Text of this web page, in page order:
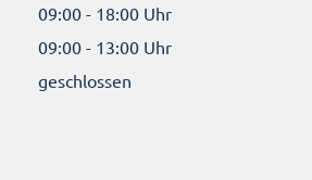
09:00 - 18:00 Uhr
09:00 - 13:00 Uhr
geschlossen